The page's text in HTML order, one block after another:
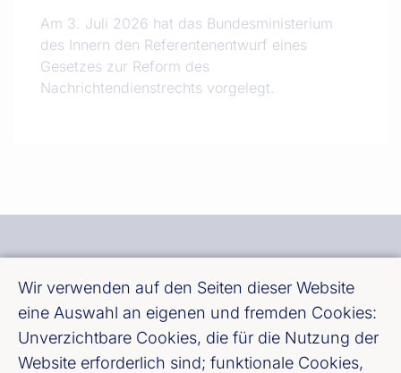
Am 3. Juli 2026 hat das Bundesministerium
des Innern den Referentenentwurf eines
Gesetzes zur Reform des
Nachrichtendienstrechts vorgelegt.
Wir verwenden auf den Seiten dieser Website
eine Auswahl an eigenen und fremden Cookies:
Unverzichtbare Cookies, die für die Nutzung der
Website erforderlich sind; funktionale Cookies,
Bundesverband deutscher Banken e. V.
Burgstraße 28, 10178 Berlin